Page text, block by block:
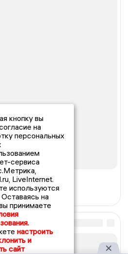
кнопку вы
на
персональных
сервиса
LiveInternet.
используются
на
принимаете
настроить
и
сайт